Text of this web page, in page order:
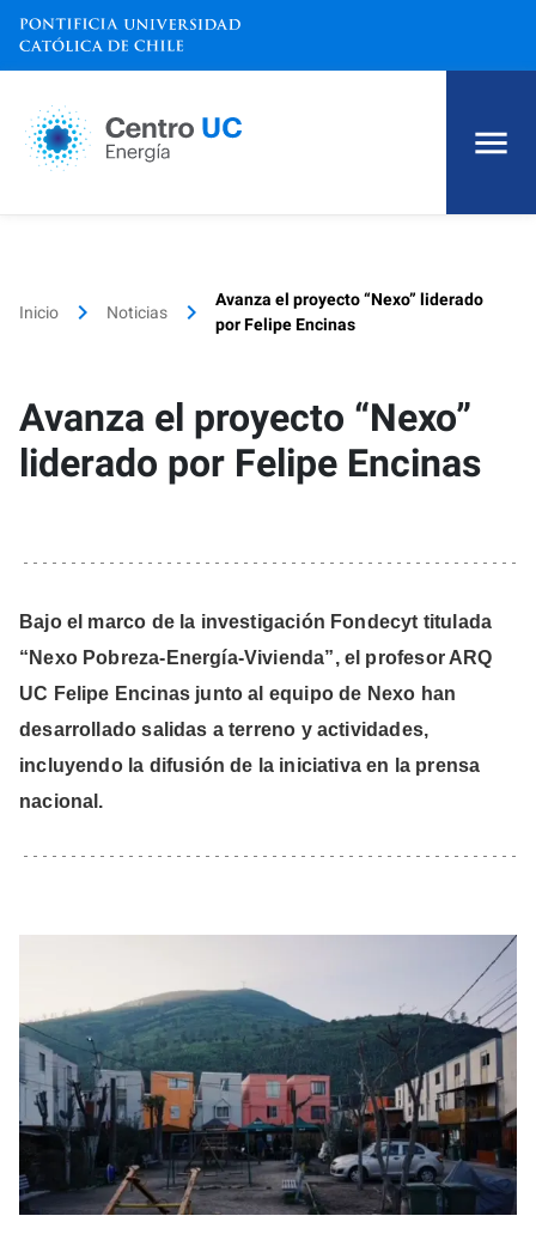
Quiénes somos
Reportes
Proyectos y Publicaciones
Conferencias y Seminarios
Inicio keyboard_arrow_right Noticias keyboard_arrow_right
Avanza el proyecto “Nexo” liderado
por Felipe Encinas
Avanza el proyecto “Nexo”
liderado por Felipe Encinas
Bajo el marco de la investigación Fondecyt titulada
“Nexo Pobreza-Energía-Vivienda”, el profesor ARQ
UC Felipe Encinas junto al equipo de Nexo han
desarrollado salidas a terreno y actividades,
incluyendo la difusión de la iniciativa en la prensa
nacional.